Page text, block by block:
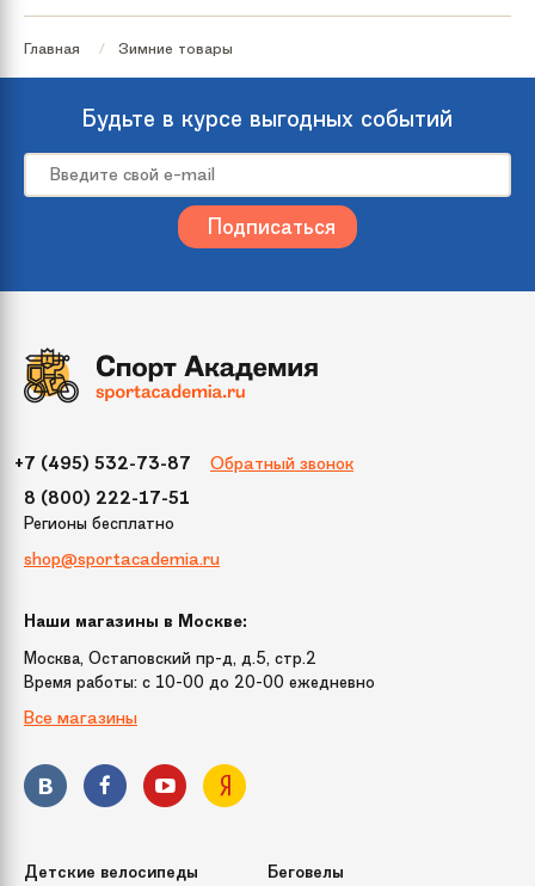
Количество мест 1
Рекомендуемый
возраст
от 3 лет
Максимальная
нагрузка
до 120 кг
происхождения
Дополнительно
Буксировочный трос, упаковка
пакет с ручками, инструкция
Цвет
Модель "Space" 107 см
Главная Зимние товары
Будьте в курсе выгодных событий
+7 (495) 532-73-87 Обратный звонок
8 (800) 222-17-51
Регионы бесплатно
shop@sportacademia.ru
Наши магазины в Москве:
Москва, Остаповский пр-д, д.5, стр.2
Время работы: c 10-00 до 20-00 ежедневно
Все магазины
Детские велосипеды
Беговелы